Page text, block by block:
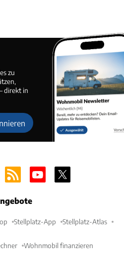
zu
direkt in
Stellplatz-App Stellplatz-Atlas
Wohnmobil finanzieren